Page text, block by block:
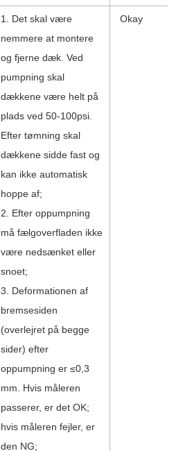
1. Det skal være
nemmere at montere
og fjerne dæk. Ved
pumpning skal
dækkene være helt på
plads ved 50-100psi.
Efter tømning skal
dækkene sidde fast og
kan ikke automatisk
hoppe af;
2. Efter oppumpning
må fælgoverfladen ikke
være nedsænket eller
snoet;
3. Deformationen af ​​
bremsesiden
(overlejret på begge
sider) efter
oppumpning er ≤0,3
mm. Hvis måleren
passerer, er det OK;
hvis måleren fejler, er
den NG;
Okay